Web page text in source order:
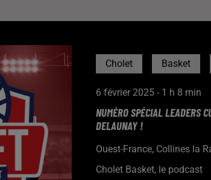
Cholet Basket
6 février 2025 - 1 h 8 min
NUMÉRO SPÉCIAL LEADERS
DELAUNAY !
Ouest-France, Collines la
Cholet Basket, le podcast